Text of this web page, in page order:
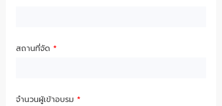
สถานที่จัด *
จำนวนผู้เข้าอบรม *